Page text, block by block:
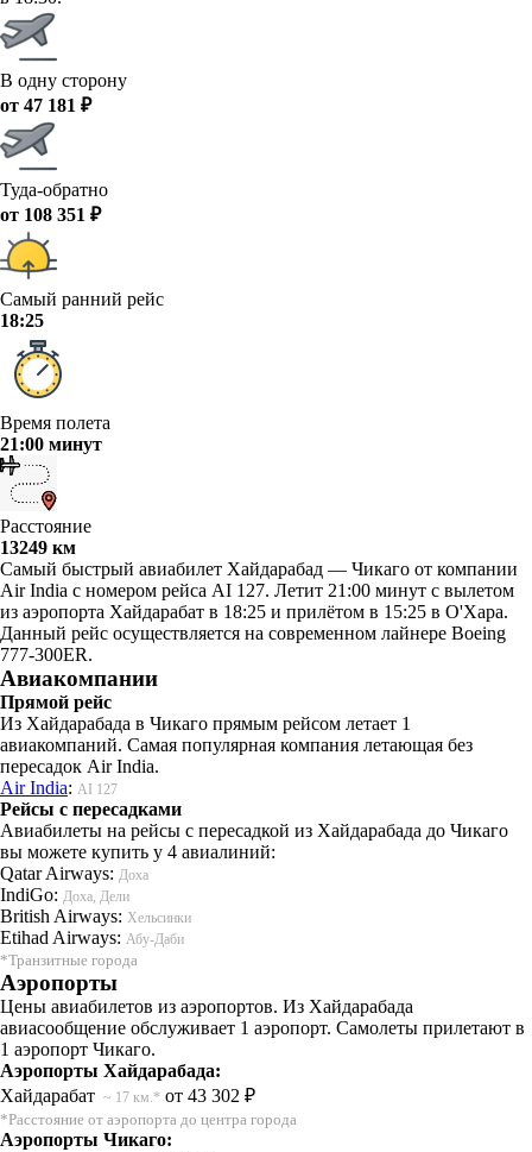
В одну сторону
от 47 181 ₽
Туда-обратно
от 108 351 ₽
Самый ранний рейс
18:25
Время полета
21:00 минут
Расстояние
13249 км
Самый быстрый авиабилет Хайдарабад — Чикаго от компании
Air India с номером рейса AI 127. Летит 21:00 минут с вылетом
из аэропорта Хайдарабат в 18:25 и прилётом в 15:25 в О'Хара.
Данный рейс осуществляется на современном лайнере Boeing
777-300ER.
Авиакомпании
Прямой рейс
Из Хайдарабада в Чикаго прямым рейсом летает 1
авиакомпаний. Самая популярная компания летающая без
пересадок Air India.
Air India: AI 127
Рейсы с пересадками
Авиабилеты на рейсы с пересадкой из Хайдарабада до Чикаго
вы можете купить у 4 авиалиний:
Qatar Airways: Доха
IndiGo: Доха, Дели
British Airways: Хельсинки
Etihad Airways: Абу-Даби
*Транзитные города
Аэропорты
Цены авиабилетов из аэропортов. Из Хайдарабада
авиасообщение обслуживает 1 аэропорт. Самолеты прилетают в
1 аэропорт Чикаго.
Аэропорты Хайдарабада:
Хайдарабат ~ 17 км.* от 43 302 ₽
*Расстояние от аэропорта до центра города
Аэропорты Чикаго: